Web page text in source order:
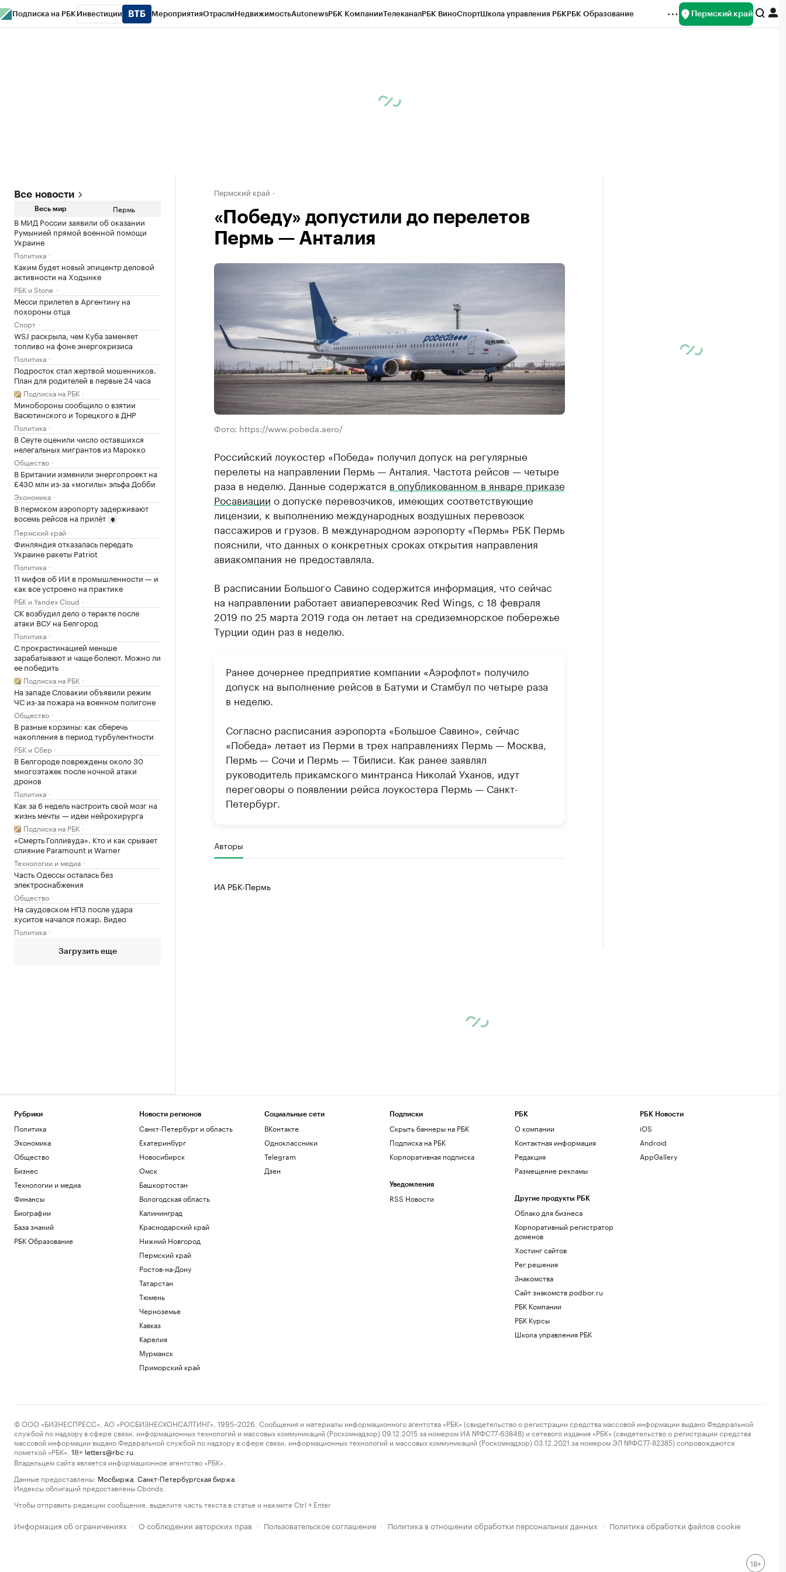
Подписка на РБК Инвестиции МероприятияОтраслиНедвижимостьAutonewsРБК КомпанииТелеканалРБК ВиноСпортШкола управления РБКРБК Образование Пермский край
Все новости
Весь мир Пермь
В МИД России заявили об оказании
Румынией прямой военной помощи
Украине
Политика
Каким будет новый эпицентр деловой
активности на Ходынке
РБК и Stone
Месси прилетел в Аргентину на
похороны отца
Спорт
WSJ раскрыла, чем Куба заменяет
топливо на фоне энергокризиса
Политика
Подросток стал жертвой мошенников.
План для родителей в первые 24 часа
Подписка на РБК
Минобороны сообщило о взятии
Васютинского и Торецкого в ДНР
Политика
В Сеуте оценили число оставшихся
нелегальных мигрантов из Марокко
Общество
В Британии изменили энергопроект на
£430 млн из-за «могилы» эльфа Добби
Экономика
В пермском аэропорту задерживают
восемь рейсов на прилёт
Пермский край
Финляндия отказалась передать
Украине ракеты Patriot
Политика
11 мифов об ИИ в промышленности — и
как все устроено на практике
РБК и Yandex Cloud
СК возбудил дело о теракте после
атаки ВСУ на Белгород
Политика
С прокрастинацией меньше
зарабатывают и чаще болеют. Можно ли
ее победить
Подписка на РБК
На западе Словакии объявили режим
ЧС из-за пожара на военном полигоне
Общество
В разные корзины: как сберечь
накопления в период турбулентности
РБК и Сбер
В Белгороде повреждены около 30
многоэтажек после ночной атаки
дронов
Политика
Как за 6 недель настроить свой мозг на
жизнь мечты — идеи нейрохирурга
Подписка на РБК
«Смерть Голливуда». Кто и как срывает
слияние Paramount и Warner
Технологии и медиа
Часть Одессы осталась без
электроснабжения
Общество
На саудовском НПЗ после удара
хуситов начался пожар. Видео
Политика
Загрузить еще
Пермский край
«Победу» допустили до перелетов
Пермь — Анталия
Фото: https://www.pobeda.aero/
Российский лоукостер «Победа» получил допуск на регулярные
перелеты на направлении Пермь — Анталия. Частота рейсов — четыре
раза в неделю. Данные содержатся в опубликованном в январе приказе
Росавиации о допуске перевозчиков, имеющих соответствующие
лицензии, к выполнению международных воздушных перевозок
пассажиров и грузов. В международном аэропорту «Пермь» РБК Пермь
пояснили, что данных о конкретных сроках открытия направления
авиакомпания не предоставляла.
В расписании Большого Савино содержится информация, что сейчас
на направлении работает авиаперевозчик Red Wings, с 18 февраля
2019 по 25 марта 2019 года он летает на средиземнорское побережье
Турции один раз в неделю.
Ранее дочернее предприятие компании «Аэрофлот» получило
допуск на выполнение рейсов в Батуми и Стамбул по четыре раза
в неделю.
Согласно расписания аэропорта «Большое Савино», сейчас
«Победа» летает из Перми в трех направлениях Пермь — Москва,
Пермь — Сочи и Пермь — Тбилиси. Как ранее заявлял
руководитель прикамского минтранса Николай Уханов, идут
переговоры о появлении рейса лоукостера Пермь — Санкт-
Петербург.
Авторы
ИА РБК-Пермь
Рубрики
Политика
Экономика
Общество
Бизнес
Технологии и медиа
Финансы
Биографии
База знаний
РБК Образование
Новости регионов
Санкт-Петербург и область
Екатеринбург
Новосибирск
Омск
Башкортостан
Вологодская область
Калининград
Краснодарский край
Нижний Новгород
Пермский край
Ростов-на-Дону
Татарстан
Тюмень
Черноземье
Кавказ
Карелия
Мурманск
Приморский край
Социальные сети
ВКонтакте
Одноклассники
Telegram
Дзен
Подписки
Скрыть баннеры на РБК
Подписка на РБК
Корпоративная подписка
Уведомления
RSS Новости
РБК
О компании
Контактная информация
Редакция
Размещение рекламы
Другие продукты РБК
Облако для бизнеса
Корпоративный регистратор
доменов
Хостинг сайтов
Рег.решения
Знакомства
Сайт знакомств podbor.ru
РБК Компании
РБК Курсы
Школа управления РБК
РБК Новости
iOS
Android
AppGallery
© ООО «БИЗНЕСПРЕСС», АО «РОСБИЗНЕСКОНСАЛТИНГ», 1995–2026. Сообщения и материалы информационного агентства «РБК» (свидетельство о регистрации средства массовой информации выдано Федеральной
службой по надзору в сфере связи, информационных технологий и массовых коммуникаций (Роскомнадзор) 09.12.2015 за номером ИА №ФС77-63848) и сетевого издания «РБК» (свидетельство о регистрации средства
массовой информации выдано Федеральной службой по надзору в сфере связи, информационных технологий и массовых коммуникаций (Роскомнадзор) 03.12.2021 за номером ЭЛ №ФС77-82385) сопровождаются
пометкой «РБК».
18+ letters@rbc.ru
Владельцем сайта является информационное агентство «РБК».
Данные предоставлены: Мосбиржа Санкт-Петербургская биржа
Индексы облигаций предоставлены Cbonds.
Чтобы отправить редакции сообщение, выделите часть текста в статье и нажмите Ctrl + Enter
Информация об ограничениях · О соблюдении авторских прав · Пользовательское соглашение · Политика в отношении обработки персональных данных · Политика обработки файлов cookie
18+